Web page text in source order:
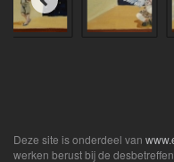
Deze site is onderdeel van
werken berust bij de